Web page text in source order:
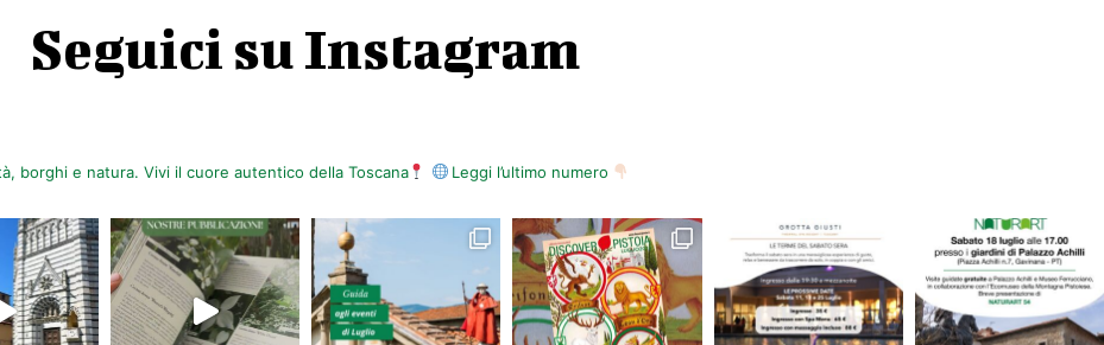
Seguici su Instagram
borghi e natura. Vivi il cuore autentico della Toscana Leggi l’ultimo numero